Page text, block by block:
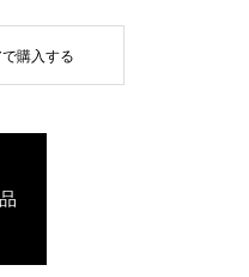
購入する